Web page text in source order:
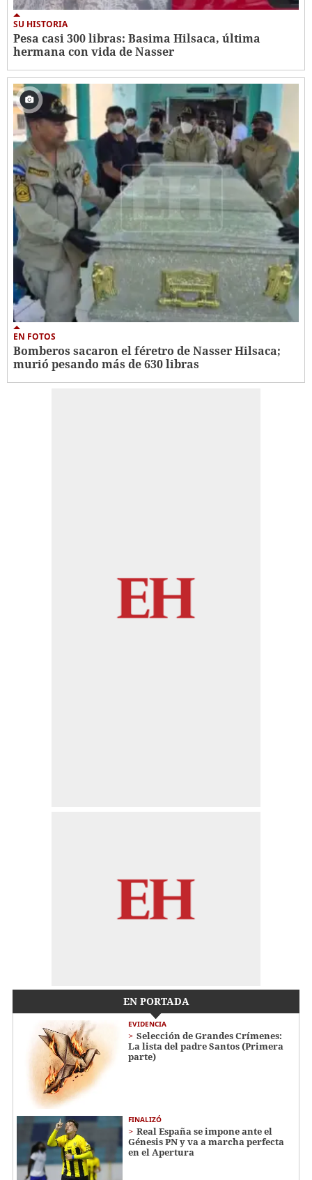
SU HISTORIA
Pesa casi 300 libras: Basima Hilsaca, última
hermana con vida de Nasser
EN FOTOS
Bomberos sacaron el féretro de Nasser Hilsaca;
murió pesando más de 630 libras
EN PORTADA
EVIDENCIA
Selección de Grandes Crímenes:
La lista del padre Santos (Primera
parte)
FINALIZÓ
Real España se impone ante el
Génesis PN y va a marcha perfecta
en el Apertura